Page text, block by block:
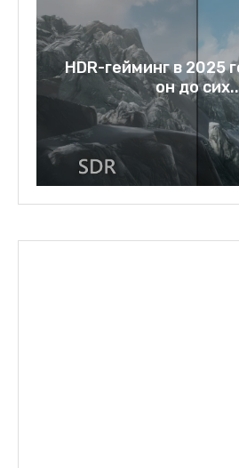
HDR-гейминг в 2025
он до